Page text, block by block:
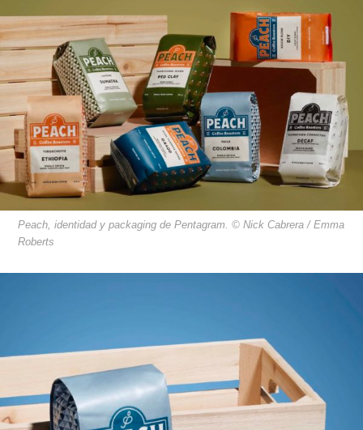
Peach, identidad y packaging de Pentagram. © Nick Cabrera / Emma
Roberts